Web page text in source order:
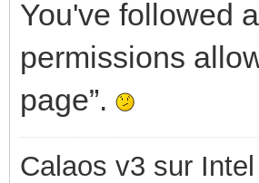
You've followed
permissions
page”.
Calaos v3 sur